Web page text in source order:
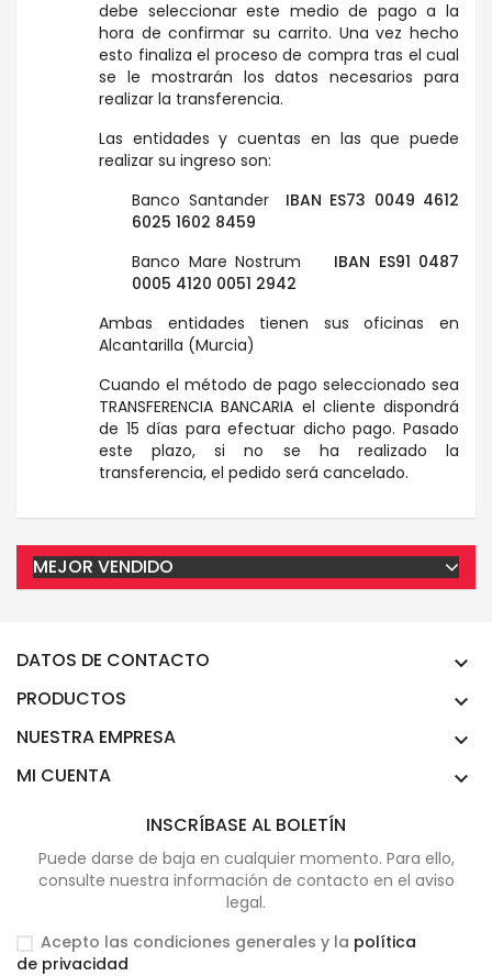
debe seleccionar este medio de pago a la
hora de confirmar su carrito. Una vez hecho
esto finaliza el proceso de compra tras el cual
se le mostrarán los datos necesarios para
realizar la transferencia.
Las entidades y cuentas en las que puede
realizar su ingreso son:
Banco Santander
IBAN ES73 0049 4612
6025 1602 8459
Banco Mare Nostrum IBAN ES91 0487
0005 4120 0051 2942
Ambas entidades tienen sus oficinas en
Alcantarilla (Murcia)
Cuando el método de pago seleccionado sea
TRANSFERENCIA BANCARIA el cliente dispondrá
de 15 días para efectuar dicho pago. Pasado
este plazo, si no se ha realizado la
transferencia, el pedido será cancelado.
MEJOR VENDIDO
DATOS DE CONTACTO 
PRODUCTOS 
NUESTRA EMPRESA 
MI CUENTA 
INSCRÍBASE AL BOLETÍN
Puede darse de baja en cualquier momento. Para ello,
consulte nuestra información de contacto en el aviso
legal.
Acepto las condiciones generales y la política
de privacidad